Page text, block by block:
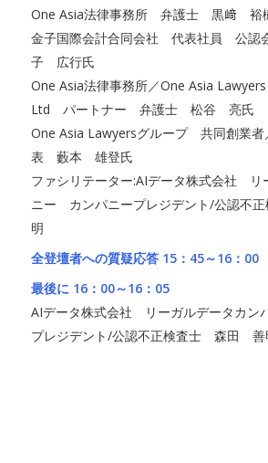
One Asia法律事務所 弁護士 黒﨑 裕
金子国際会計合同会社 代表社員 公認
子 広行氏
One Asia法律事務所／One Asia
Ltd パートナー 弁護士 松谷 亮氏
One Asia Lawyersグループ 共同創業者
表 藪本 雄登氏
ファシリテーター:AIデータ株式会社 リ
ニー カンパニープレジデント/公認不
明
全登壇者への質疑応答 15：45～16：00
最後に 16：00～16：05
AIデータ株式会社 リーガルデータカン
プレジデント/公認不正検査士 森田 善